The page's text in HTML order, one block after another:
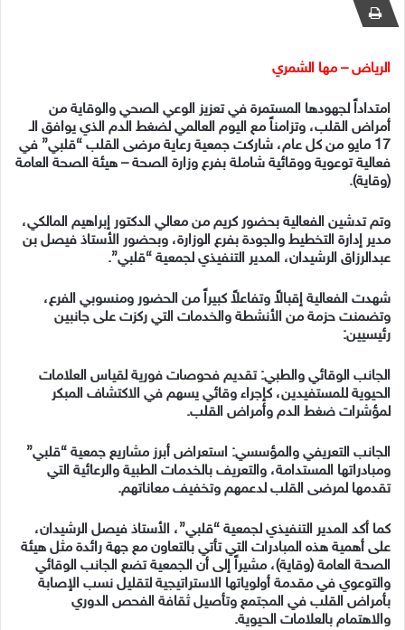
الرياض – مها الشمري
امتداداً لجهودها المستمرة في تعزيز الوعي الصحي والوقاية من
أمراض القلب، وتزامناً مع اليوم العالمي لضغط الدم الذي يوافق الـ
17 مايو من كل عام، شاركت جمعية رعاية مرضى القلب “قلبي” في
فعالية توعوية ووقائية شاملة بفرع وزارة الصحة – هيئة الصحة العامة
(وقاية).
وتم تدشين الفعالية بحضور كريم من معالي الدكتور إبراهيم المالكي،
مدير إدارة التخطيط والجودة بفرع الوزارة، وبحضور الأستاذ فيصل بن
عبدالرزاق الرشيدان، المدير التنفيذي لجمعية “قلبي”.
شهدت الفعالية إقبالاً وتفاعلاً كبيراً من الحضور ومنسوبي الفرع،
وتضمنت حزمة من الأنشطة والخدمات التي ركزت على جانبين
رئيسيين:
الجانب الوقائي والطبي: تقديم فحوصات فورية لقياس العلامات
الحيوية للمستفيدين، كإجراء وقائي يسهم في الاكتشاف المبكر
لمؤشرات ضغط الدم وأمراض القلب.
الجانب التعريفي والمؤسسي: استعراض أبرز مشاريع جمعية “قلبي”
ومبادراتها المستدامة، والتعريف بالخدمات الطبية والرعائية التي
تقدمها لمرضى القلب لدعمهم وتخفيف معاناتهم.
كما أكد المدير التنفيذي لجمعية “قلبي”، الأستاذ فيصل الرشيدان،
على أهمية هذه المبادرات التي تأتي بالتعاون مع جهة رائدة مثل هيئة
الصحة العامة (وقاية)، مشيراً إلى أن الجمعية تضع الجانب الوقائي
والتوعوي في مقدمة أولوياتها الاستراتيجية لتقليل نسب الإصابة
بأمراض القلب في المجتمع وتأصيل ثقافة الفحص الدوري
والاهتمام بالعلامات الحيوية.